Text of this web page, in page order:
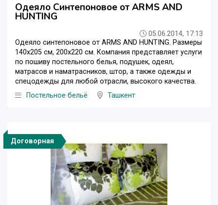
Одеяло Синтепоновое от ARMS AND
HUNTING
05.06.2014, 17:13
Одеяло синтепоновое от ARMS AND HUNTING. Размеры
140х205 см, 200х220 см. Компания представляет услуги
по пошиву постельного белья, подушек, одеял,
матрасов и наматрасников, штор, а также одежды и
спецодежды для любой отрасли, высокого качества.
Постельное бельё
Ташкент
Договорная